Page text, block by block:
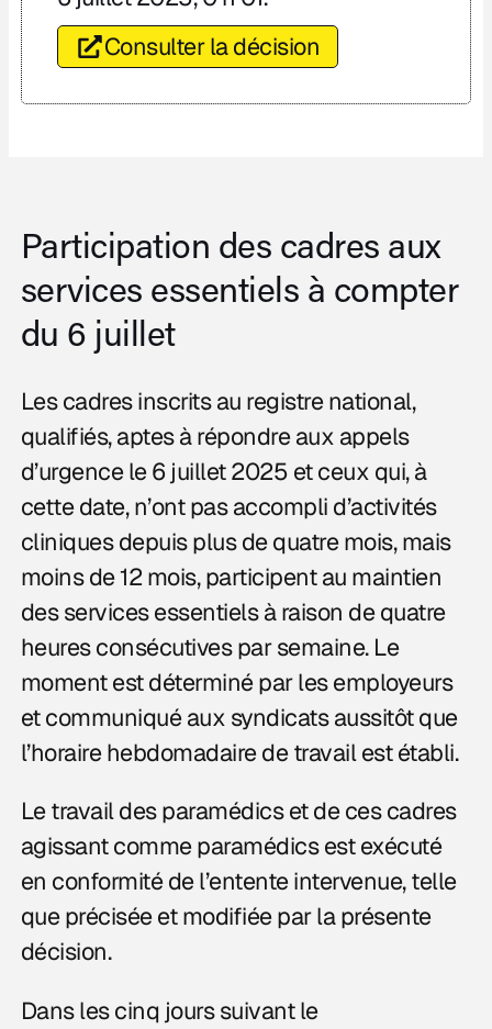
Consulter la décision
Participation des cadres aux
services essentiels à compter
du 6 juillet
Les cadres inscrits au registre national,
qualifiés, aptes à répondre aux appels
d’urgence le 6 juillet 2025 et ceux qui, à
cette date, n’ont pas accompli d’activités
cliniques depuis plus de quatre mois, mais
moins de 12 mois, participent au maintien
des services essentiels à raison de quatre
heures consécutives par semaine. Le
moment est déterminé par les employeurs
et communiqué aux syndicats aussitôt que
l’horaire hebdomadaire de travail est établi.
Le travail des paramédics et de ces cadres
agissant comme paramédics est exécuté
en conformité de l’entente intervenue, telle
que précisée et modifiée par la présente
décision.
Dans les cinq jours suivant le